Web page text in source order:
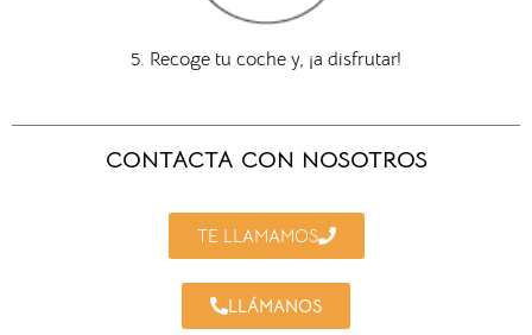
5. Recoge tu coche y, ¡a disfrutar!
CONTACTA CON NOSOTROS
TE LLAMAMOS
LLÁMANOS